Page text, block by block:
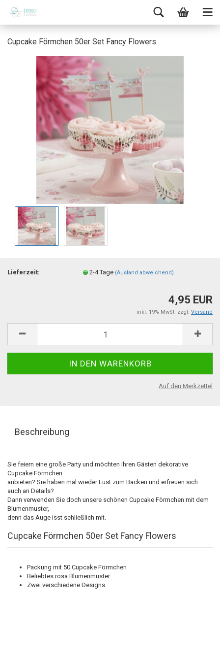
Cupcake Förmchen 50er Set Fancy Flowers
Lieferzeit: 2-4 Tage (Ausland abweichend)
4,95 EUR
inkl. 19% MwSt. zzgl. Versand
Auf den Merkzettel
Beschreibung
Sie feiern eine große Party und möchten Ihren Gästen dekorative
Cupcake Förmchen
anbieten? Sie haben mal wieder Lust zum Backen und erfreuen sich
auch an Details?
Dann verwenden Sie doch unsere schönen Cupcake Förmchen mit dem
Blumenmuster,
denn das Auge isst schließlich mit.
Cupcake Förmchen 50er Set Fancy Flowers
Packung mit 50 Cupcake Förmchen
Beliebtes rosa Blumenmuster
Zwei verschiedene Designs